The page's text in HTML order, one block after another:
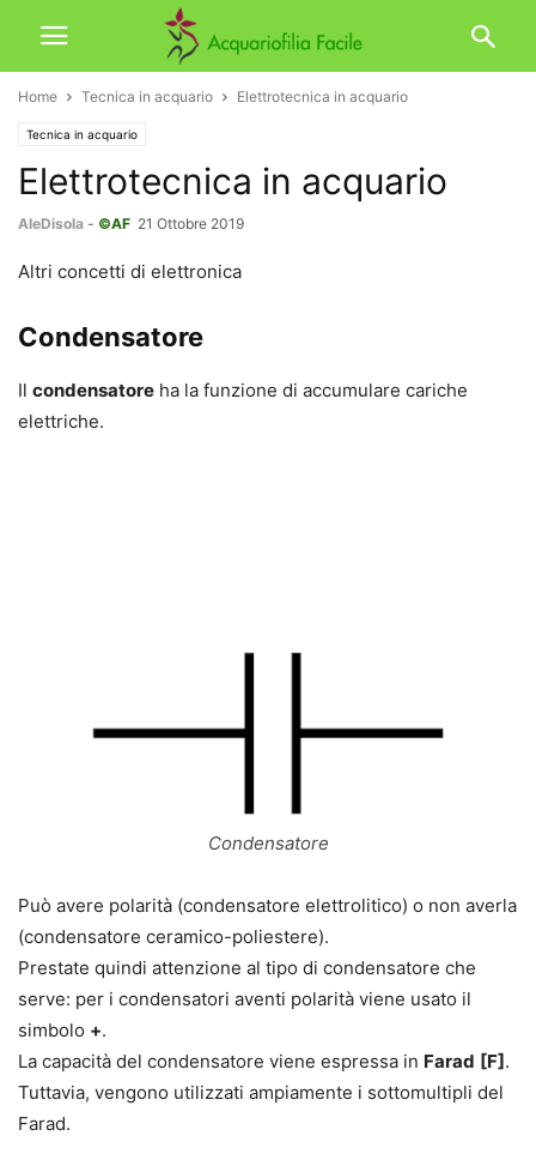
Home Tecnica in acquario Elettrotecnica in acquario
Tecnica in acquario
Elettrotecnica in acquario
AleDisola - ©AF 21 Ottobre 2019
Altri concetti di elettronica
Condensatore
Il condensatore ha la funzione di accumulare cariche
elettriche.
Condensatore
Può avere polarità (condensatore elettrolitico) o non averla
(condensatore ceramico-poliestere).
Prestate quindi attenzione al tipo di condensatore che
serve: per i condensatori aventi polarità viene usato il
simbolo +.
La capacità del condensatore viene espressa in Farad [F].
Tuttavia, vengono utilizzati ampiamente i sottomultipli del
Farad.